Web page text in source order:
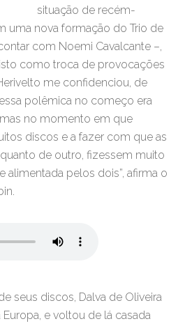
situação de recém-
uma nova formação do Trio de
com Noemi Cavalcante –,
como troca de provocações
me confidenciou, de
polêmica no começo era
no momento em que
discos e a fazer com que as
de outro, fizessem muito
alimentada pelos dois”, afirma o
seus discos, Dalva de Oliveira
e voltou de lá casada